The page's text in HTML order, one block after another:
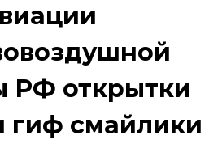
РФ открытки
гиф смайлики